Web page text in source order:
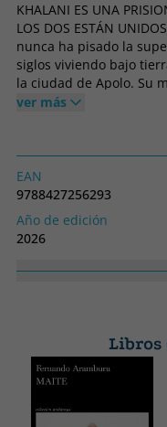
KHALANI ES UNA
LOS DOS ESTÁN
nunca ha pisado la
siglos viviendo bajo
la ciudad de Apolo. Su
lugar idílico donde la
hacen añicos. Cada
una lucha por la
reclusos serían la
Takeshi Steele, el
comprende lo
implacable, Steele
que escape a la
tras el motivo de su
prisión se convierta en
BRADERHELM, EL
ver más
EAN
9788427256293
Año de edición
2026
230
Libros